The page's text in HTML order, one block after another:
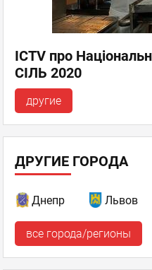
ICTV про
СІЛЬ 2020
другие
ДРУГИЕ ГОРОДА
Днепр Львов
все города/регионы